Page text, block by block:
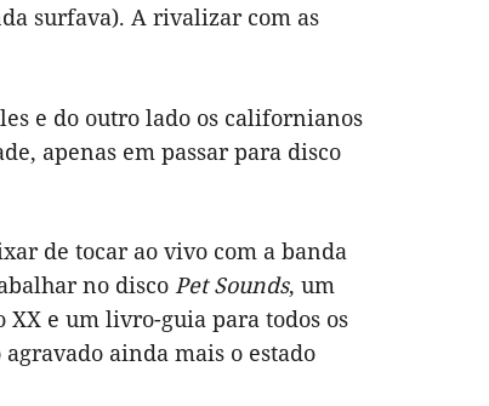
surfava). A rivalizar com as
e do outro lado os californianos
apenas em passar para disco
de tocar ao vivo com a banda
no disco Pet Sounds, um
XX e um livro-guia para todos os
ainda mais o estado